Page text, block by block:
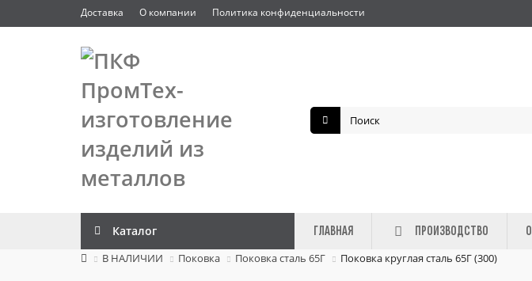
Доставка О компании Политика конфиденциальности
Каталог ГЛАВНАЯ ПРОИЗВОДСТВО
В НАЛИЧИИ Поковка Поковка сталь 65Г Поковка круглая сталь 65Г (300)